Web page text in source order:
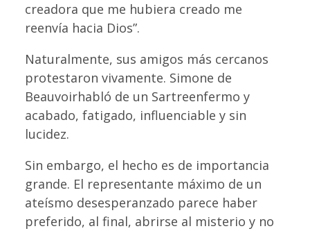
creadora que me hubiera creado me
reenvía hacia Dios”.
Naturalmente, sus amigos más cercanos
protestaron vivamente. Simone de
Beauvoirhabló de un Sartreenfermo y
acabado, fatigado, influenciable y sin
lucidez.
Sin embargo, el hecho es de importancia
grande. El representante máximo de un
ateísmo desesperanzado parece haber
preferido, al final, abrirse al misterio y no